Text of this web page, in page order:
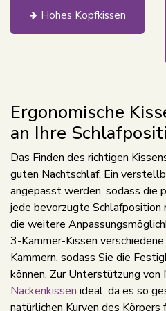
Hohes Kopfkissen
Ergonomische
an Ihre
Das Finden des richtigen
guten Nachtschlaf. Ein
angepasst werden, sodass
jede bevorzugte Schlafposition
die weitere
3-Kammer-Kissen
Kammern, sodass Sie die
können. Zur Unterstützung von
Nackenkissen ideal, da es so
natürlichen Kurven des